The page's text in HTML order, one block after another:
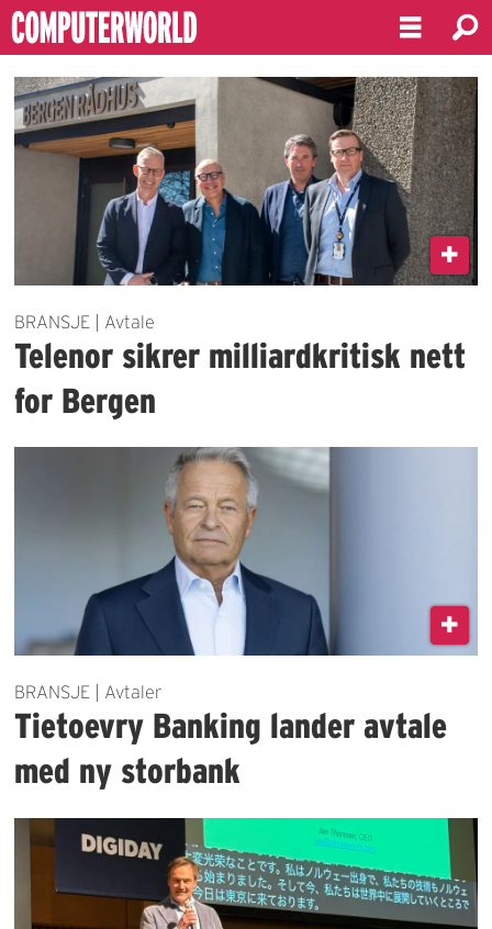
Emne:
avtaler
BRANSJE | Avtale
Telenor sikrer milliardkritisk nett
for Bergen
BRANSJE | Avtaler
Tietoevry Banking lander avtale
med ny storbank